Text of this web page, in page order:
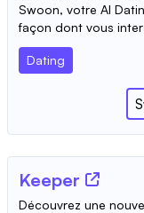
Swoon, votre AI
façon dont vous
Dating
Keeper
Découvrez une